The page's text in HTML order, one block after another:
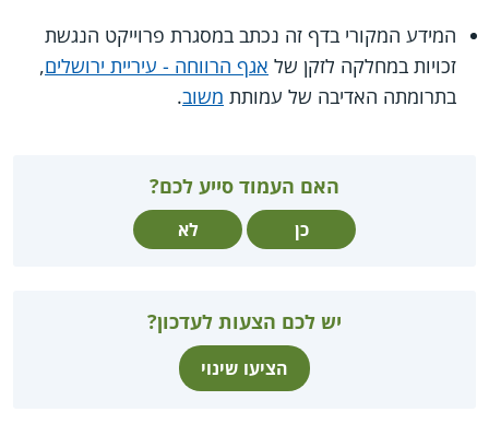
המידע המקורי בדף זה נכתב במסגרת פרוייקט הנגשת
זכויות במחלקה לזקן של אגף הרווחה - עיריית ירושלים,
בתרומתה האדיבה של עמותת משוב.
האם העמוד סייע לכם?
כן לא
יש לכם הצעות לעדכון?
הציעו שינוי